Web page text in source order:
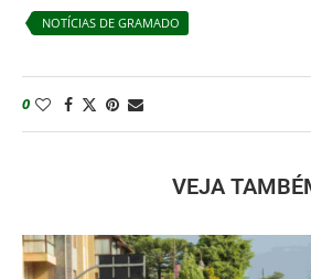
NOTÍCIAS DE GRAMADO
0
VEJA